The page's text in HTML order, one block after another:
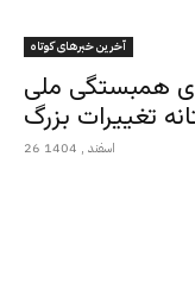
آخرین خبرهای کوتاه
همبستگی ملی
تغییرات بزرگ
26 اسفند , 1404